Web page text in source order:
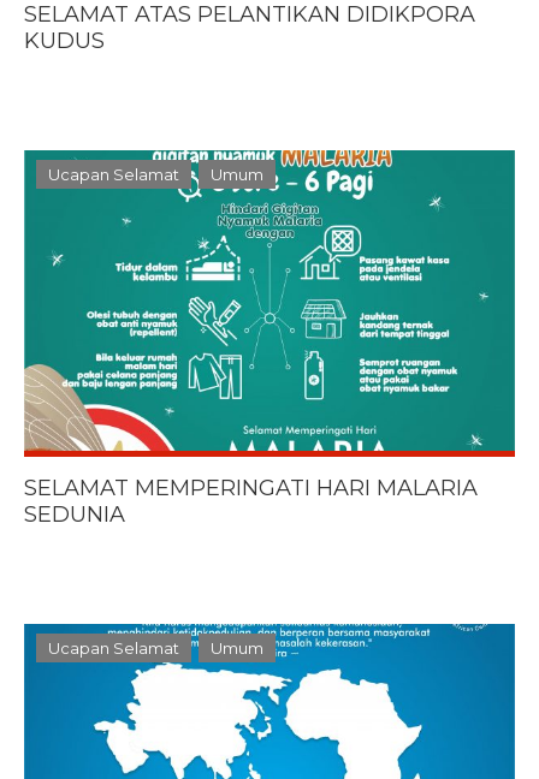
SELAMAT ATAS PELANTIKAN DIDIKPORA
KUDUS
Ucapan Selamat Umum
SELAMAT MEMPERINGATI HARI MALARIA
SEDUNIA
Ucapan Selamat Umum